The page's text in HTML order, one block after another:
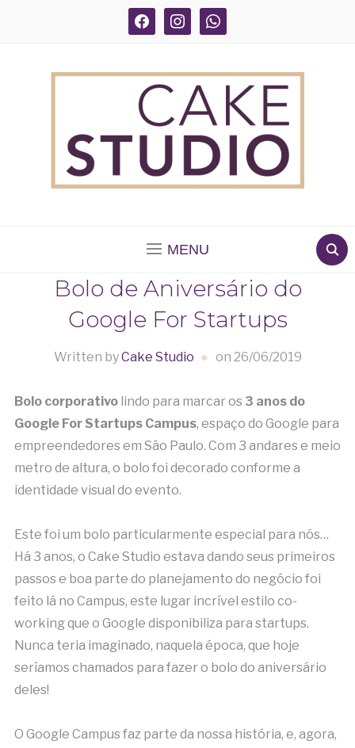
facebook instagram whatsapp
MENU
Bolo de Aniversário do
Google For Startups
Written byCake Studio on 26/06/2019
Bolo corporativolindo para marcar os 3 anos do
Google For Startups Campus, espaço do Google para
empreendedores em São Paulo. Com 3 andares e meio
metro de altura, o bolo foi decorado conforme a
identidade visual do evento.
Este foi um bolo particularmente especial para nós…
Há 3 anos, o Cake Studio estava dando seus primeiros
passos e boa parte do planejamento do negócio foi
feito lá no Campus, este lugar incrível estilo co-
working que o Google disponibiliza para startups.
Nunca teria imaginado, naquela época, que hoje
seríamos chamados para fazer o bolo do aniversário
deles!
O Google Campus faz parte da nossa história, e, agora,